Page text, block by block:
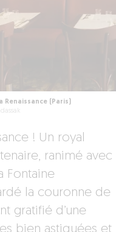
Renaissance (Paris)
! Un royal
ranimé avec
Fontaine
la couronne de
gratifié d’une
bien astiquées et